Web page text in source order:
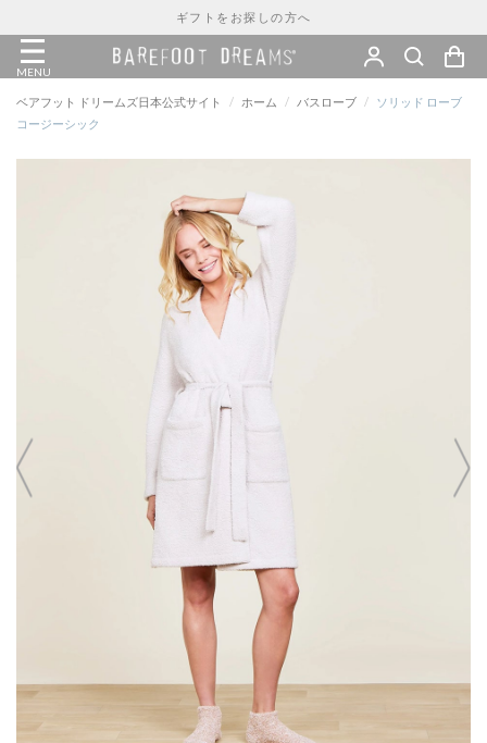
ギフトをお探しの方へ
MENU
ベアフット ドリームズ日本公式サイト / ホーム / バスローブ /
ソリッド ローブ
コージーシック